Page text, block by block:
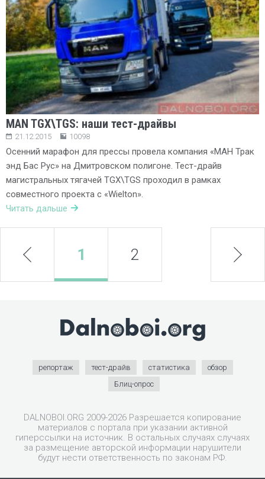
MAN TGX\TGS: наши тест-драйвы
21.12.2015 10098
Осенний марафон для прессы провела компания «МАН Трак
энд Бас Рус» на Дмитровском полигоне. Тест-драйв
магистральных тягачей TGX\TGS проходил в рамках
совместного проекта с «Wielton».
Читать дальше
prev 1 2 next
репортаж тест-драйв статистика
обзор
Блиц-опрос
DALNOBOI.ORG 2009-2026 Разрешается копирование
материалов с портала при указании активной
гиперссылки на источник. В остальных случаях случаях
за размещение авторской информации нарушители
будут нести ответственность по законам РФ.